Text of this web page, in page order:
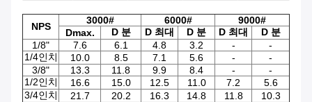
NPS
3000# 6000#
9000#
Dmax.
D 분 D 최대 D 분 D 최대
D 분
1/8"
7.6 6.1 4.8 3.2 -
-
1/4인치
10.0 8.5 7.1 5.6 -
-
3/8"
13.3 11.8 9.9 8.4 -
-
1/2인치
16.6 15.0 12.5 11.0 7.2
5.6
3/4인치
21.7 20.2 16.3 14.8 11.8
10.3